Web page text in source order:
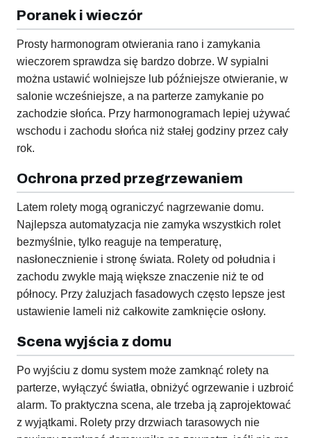
Poranek i wieczór
Prosty harmonogram otwierania rano i zamykania
wieczorem sprawdza się bardzo dobrze. W sypialni
można ustawić wolniejsze lub późniejsze otwieranie, w
salonie wcześniejsze, a na parterze zamykanie po
zachodzie słońca. Przy harmonogramach lepiej używać
wschodu i zachodu słońca niż stałej godziny przez cały
rok.
Ochrona przed przegrzewaniem
Latem rolety mogą ograniczyć nagrzewanie domu.
Najlepsza automatyzacja nie zamyka wszystkich rolet
bezmyślnie, tylko reaguje na temperaturę,
nasłonecznienie i stronę świata. Rolety od południa i
zachodu zwykle mają większe znaczenie niż te od
północy. Przy żaluzjach fasadowych często lepsze jest
ustawienie lameli niż całkowite zamknięcie osłony.
Scena wyjścia z domu
Po wyjściu z domu system może zamknąć rolety na
parterze, wyłączyć światła, obniżyć ogrzewanie i uzbroić
alarm. To praktyczna scena, ale trzeba ją zaprojektować
z wyjątkami. Rolety przy drzwiach tarasowych nie